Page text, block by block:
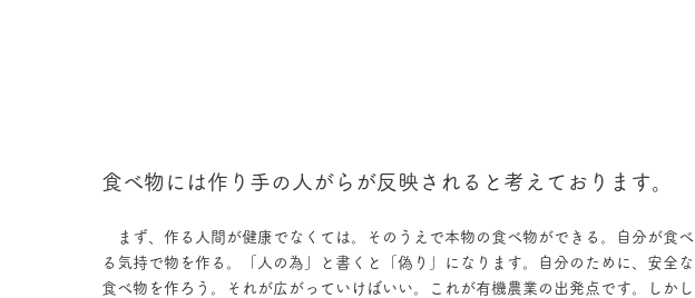
食べ物には作り手の人がらが反映されると考えております。
まず、作る人間が健康でなくては。そのうえで本物の食べ物ができる。自分が食べ
る気持で物を作る。「人の為」と書くと「偽り」になります。自分のために、安全な
食べ物を作ろう。それが広がっていけばいい。これが有機農業の出発点です。しかし